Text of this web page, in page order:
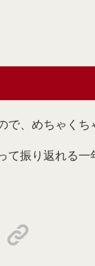
、めちゃくち
振り返れる一